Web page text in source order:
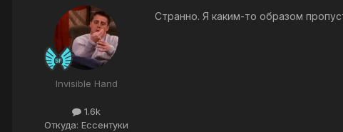
Invisible Hand
1.6k
Откуда: Ессентуки
Странно. Я каким-то образом